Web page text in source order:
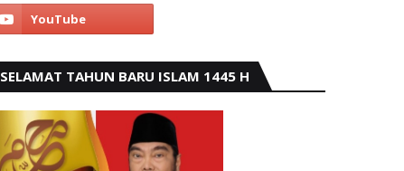
SELAMAT TAHUN BARU ISLAM 1445 H